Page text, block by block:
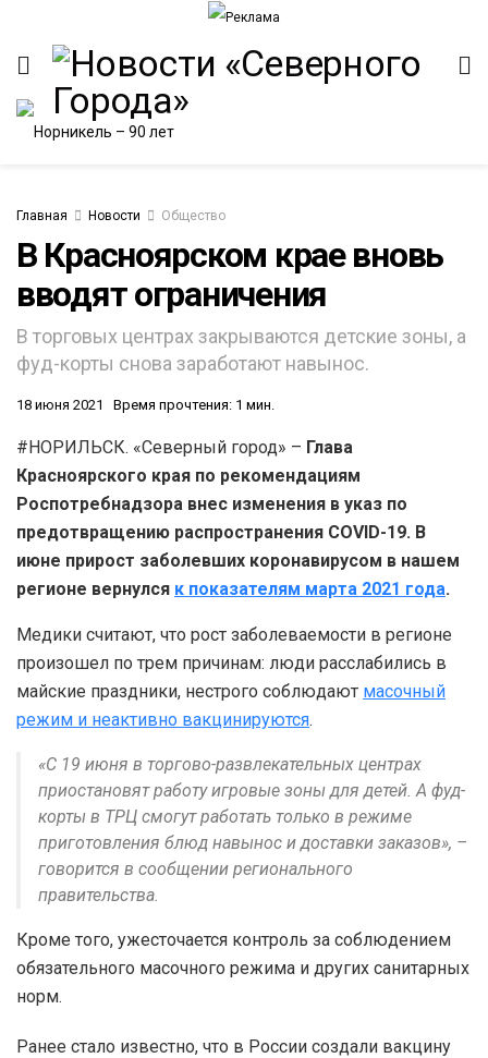
Главная Новости Общество
В Красноярском крае вновь
вводят ограничения
В торговых центрах закрываются детские зоны, а
фуд-корты снова заработают навынос.
18 июня 2021 Время прочтения: 1 мин.
#НОРИЛЬСК. «Северный город» – Глава
Красноярского края по рекомендациям
Роспотребнадзора внес изменения в указ по
предотвращению распространения COVID-19. В
июне прирост заболевших коронавирусом в нашем
регионе вернулся к показателям марта 2021 года.
Медики считают, что рост заболеваемости в регионе
произошел по трем причинам: люди расслабились в
майские праздники, нестрого соблюдают масочный
режим и неактивно вакцинируются.
«С 19 июня в торгово-развлекательных центрах
приостановят работу игровые зоны для детей. А фуд-
корты в ТРЦ смогут работать только в режиме
приготовления блюд навынос и доставки заказов», –
говорится в сообщении регионального
правительства.
Кроме того, ужесточается контроль за соблюдением
обязательного масочного режима и других санитарных
норм.
Ранее стало известно, что в России создали вакцину